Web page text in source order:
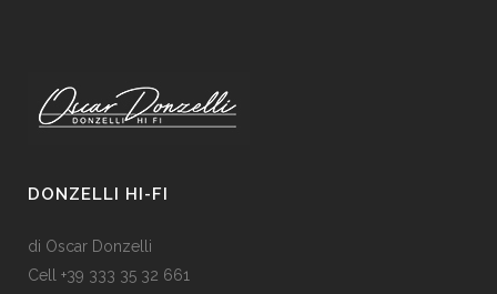
DONZELLI HI-FI
di Oscar Donzelli
Cell +39 333 35 32 661